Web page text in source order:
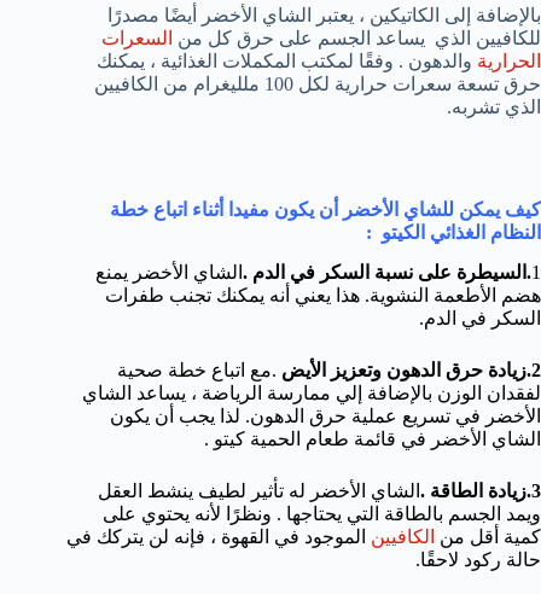
بالإضافة إلى الكاتيكين ، يعتبر الشاي الأخضر أيضًا مصدرًا
للكافيين الذي يساعد الجسم على حرق كل من السعرات
الحرارية والدهون . وفقًا لمكتب المكملات الغذائية ، يمكنك
حرق تسعة سعرات حرارية لكل 100 ملليغرام من الكافيين
الذي تشربه.
كيف يمكن للشاي الأخضر أن يكون مفيدا أثناء اتباع خطة
النظام الغذائي الكيتو :
1.السيطرة على نسبة السكر في الدم . الشاي الأخضر يمنع
هضم الأطعمة النشوية. هذا يعني أنه يمكنك تجنب طفرات
السكر في الدم.
2. زيادة حرق الدهون وتعزيز الأيض .مع اتباع خطة صحية
لفقدان الوزن بالإضافة إلي ممارسة الرياضة ، يساعد الشاي
الأخضر في تسريع عملية حرق الدهون. لذا يجب أن يكون
الشاي الأخضر في قائمة طعام الحمية كيتو .
3.زيادة الطاقة . الشاي الأخضر له تأثير لطيف ينشط العقل
ويمد الجسم بالطاقة التي يحتاجها . ونظرًا لأنه يحتوي على
كمية أقل من الكافيين الموجود في القهوة ، فإنه لن يتركك في
حالة ركود لاحقًا.